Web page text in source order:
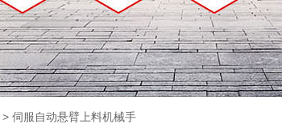
> 伺服自动悬臂上料机械手